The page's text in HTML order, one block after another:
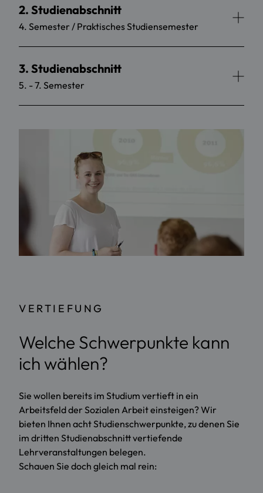
2. Studienabschnitt
4. Semester / Praktisches Studiensemester
3. Studienabschnitt
5. - 7. Semester
VERTIEFUNG
Welche Schwerpunkte kann
ich wählen?
Sie wollen bereits im Studium vertieft in ein
Arbeitsfeld der Sozialen Arbeit einsteigen? Wir
bieten Ihnen acht Studienschwerpunkte, zu denen Sie
im dritten Studienabschnitt vertiefende
Lehrveranstaltungen belegen.
Schauen Sie doch gleich mal rein: